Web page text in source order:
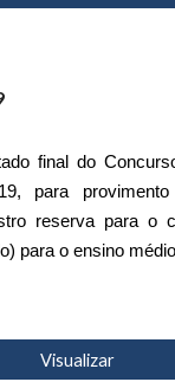
final do
para
reserva para o
para o ensino
Visualizar